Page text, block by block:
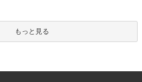
もっと見る